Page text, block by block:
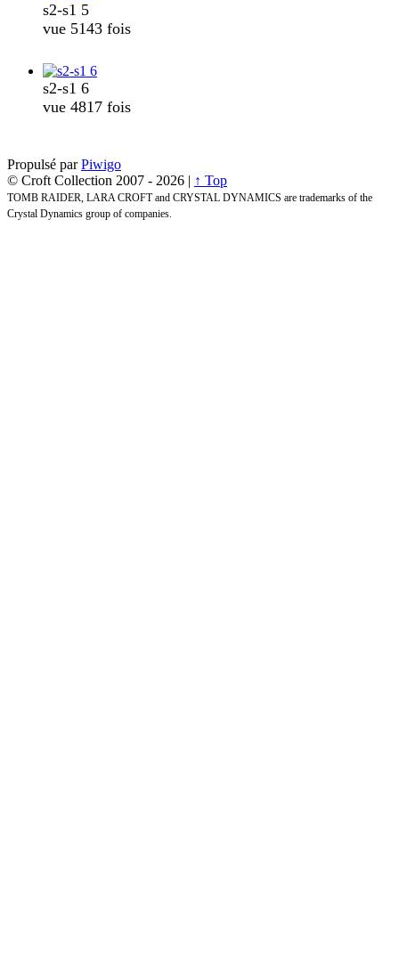
s2-s1 5
vue 5143 fois
s2-s1 6
vue 4817 fois
Propulsé parPiwigo
© Croft Collection 2007 - 2026 | ↑ Top
TOMB RAIDER, LARA CROFT and CRYSTAL DYNAMICS are trademarks of the
Crystal Dynamics group of companies.